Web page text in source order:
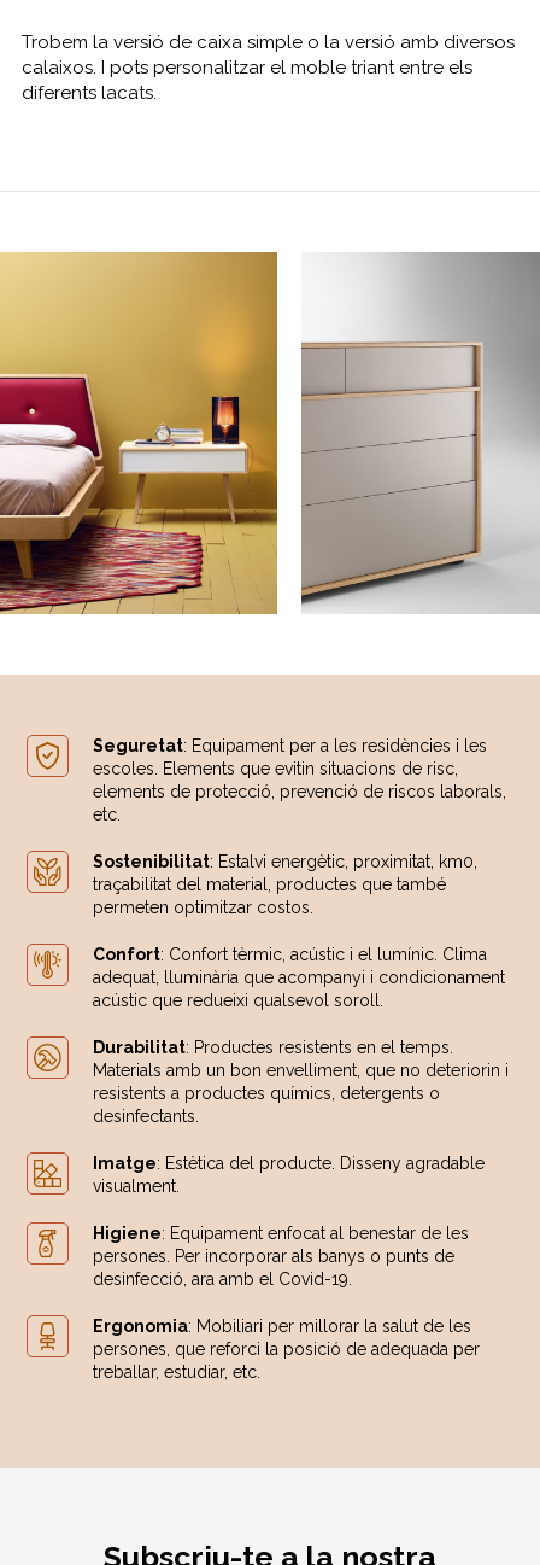
Trobem la versió de caixa simple o la versió amb diversos
calaixos. I pots personalitzar el moble triant entre els
diferents lacats.
Seguretat: Equipament per a les residències i les
escoles. Elements que evitin situacions de risc,
elements de protecció, prevenció de riscos laborals,
etc.
Sostenibilitat: Estalvi energètic, proximitat, km0,
traçabilitat del material, productes que també
permeten optimitzar costos.
Confort: Confort tèrmic, acústic i el lumínic. Clima
adequat, lluminària que acompanyi i condicionament
acústic que redueixi qualsevol soroll.
Durabilitat: Productes resistents en el temps.
Materials amb un bon envelliment, que no deteriorin i
resistents a productes químics, detergents o
desinfectants.
Imatge: Estètica del producte. Disseny agradable
visualment.
Higiene: Equipament enfocat al benestar de les
persones. Per incorporar als banys o punts de
desinfecció, ara amb el Covid-19.
Ergonomia: Mobiliari per millorar la salut de les
persones, que reforci la posició de adequada per
treballar, estudiar, etc.
Subscriu-te a la nostra